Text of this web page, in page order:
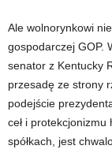
Ale wolnorynkowi
gospodarczej GOP.
senator z Kentucky
przesadę ze strony
podejście
ceł i
spółkach, jest